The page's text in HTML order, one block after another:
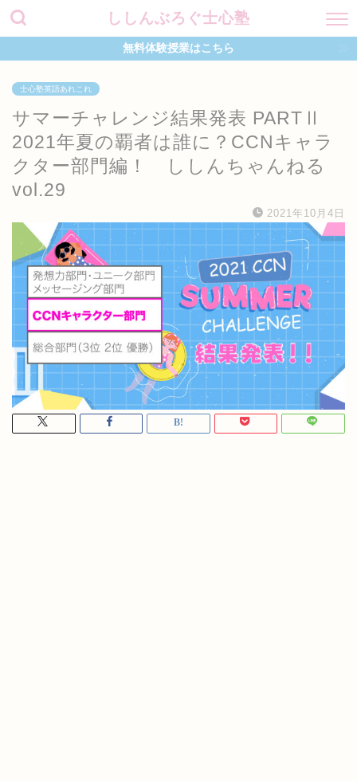
ししんぶろぐ士心塾
無料体験授業はこちら
士心塾英語あれこれ
サマーチャレンジ結果発表 PARTⅡ
2021年夏の覇者は誰に？CCNキャラ
クター部門編！ ししんちゃんねる
vol.29
2021年10月4日